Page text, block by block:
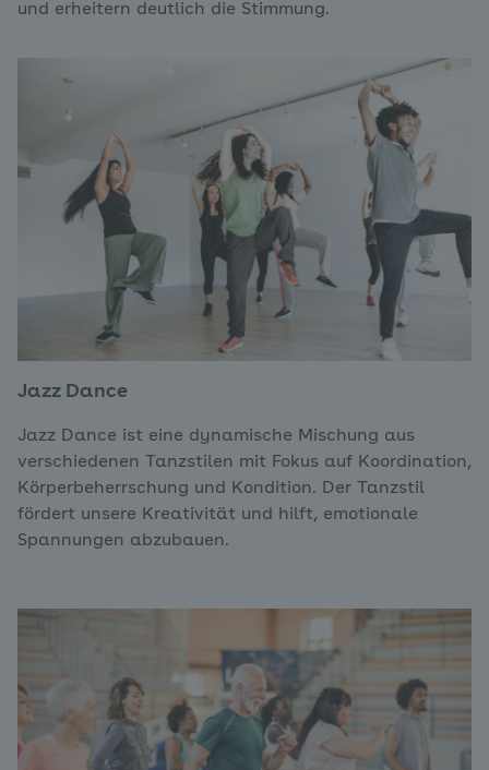
und erheitern deutlich die Stimmung.
Jazz Dance
Jazz Dance ist eine dynamische Mischung aus
verschiedenen Tanzstilen mit Fokus auf Koordination,
Körperbeherrschung und Kondition. Der Tanzstil
fördert unsere Kreativität und hilft, emotionale
Spannungen abzubauen.